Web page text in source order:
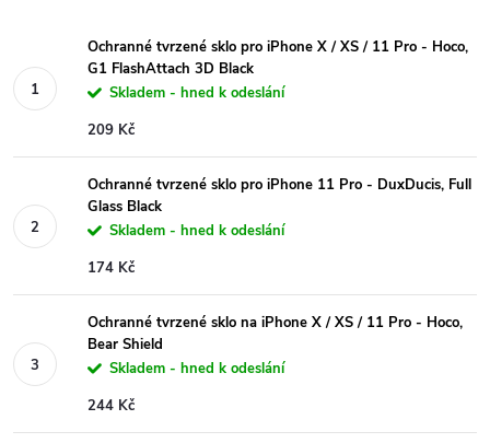
Ochranné tvrzené sklo pro iPhone X / XS / 11 Pro - Hoco,
G1 FlashAttach 3D Black
Skladem - hned k odeslání
209 Kč
Ochranné tvrzené sklo pro iPhone 11 Pro - DuxDucis, Full
Glass Black
Skladem - hned k odeslání
174 Kč
Ochranné tvrzené sklo na iPhone X / XS / 11 Pro - Hoco,
Bear Shield
Skladem - hned k odeslání
244 Kč